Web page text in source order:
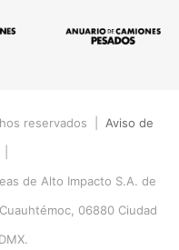
reservados | Aviso de
de Alto Impacto S.A. de
06880 Ciudad